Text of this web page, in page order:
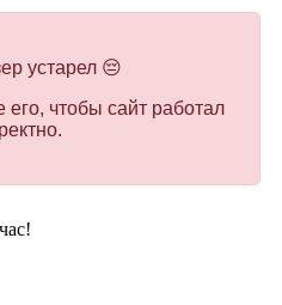
устарел 😔
чтобы сайт работал